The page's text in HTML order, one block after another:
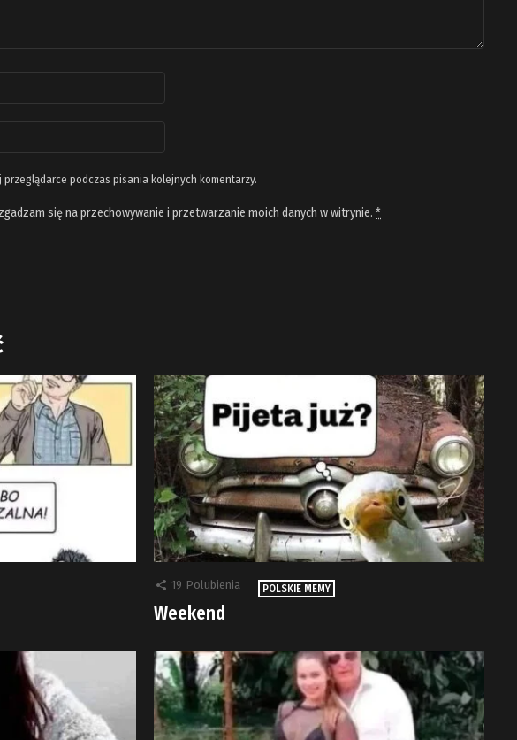
podczas pisania kolejnych komentarzy.
się na przechowywanie i przetwarzanie moich danych w witrynie. *
19 Polubienia POLSKIE MEMY
Weekend